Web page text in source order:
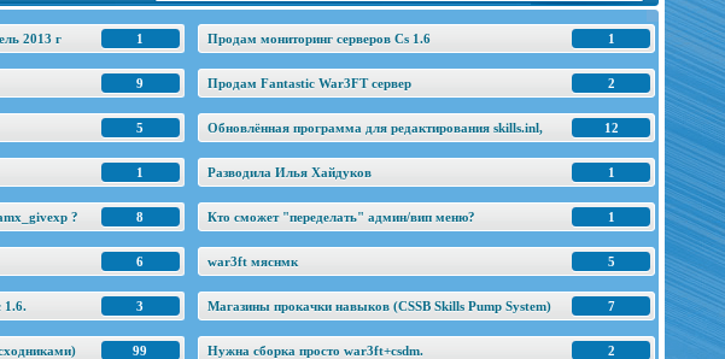
1
2013 г 1
Продам мониторинг серверов Cs 1.6
9 2
Продам Fantastic War3FT сервер
5 12
Обновлённая программа для редактирования skills.inl,
1
1
Разводила Илья Хайдуков
8
? 1
Кто сможет "переделать" админ/вип меню?
6 5
war3ft мяснмк
3
1.6. 7
Магазины прокачки навыков (CSSB Skills Pump System)
99 2
Нужна сборка просто war3ft+csdm.